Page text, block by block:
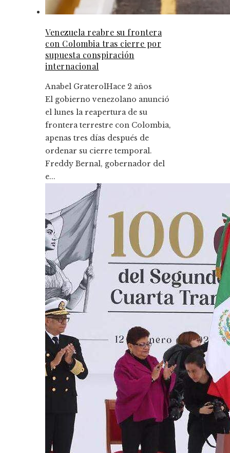
Venezuela reabre su frontera
con Colombia tras cierre por
supuesta conspiración
internacional
Anabel GraterolHace 2 años
El gobierno venezolano anunció
el lunes la reapertura de su
frontera terrestre con Colombia,
apenas tres días después de
ordenar su cierre temporal.
Freddy Bernal, gobernador del
e...